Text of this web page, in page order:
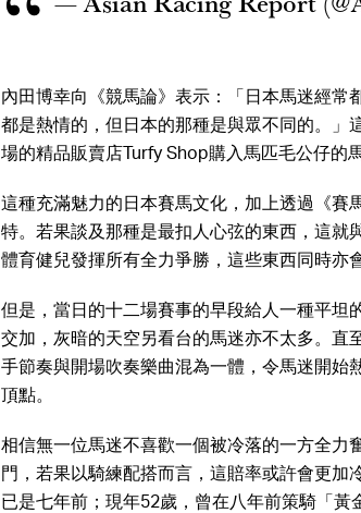
內田博幸向《競馬論》表示：「日本馬迷經常
都是熱情的，但日本的那種是與眾不同的。」
場的精品販賣店Turfy Shop購入馬匹毛公仔的馬
這種充滿魅力的日本賽馬文化，加上透過《賽
特。若果談及那種是最扣人心弦的東西，這就
體育健兒發揮所有全力爭勝，這些東西同時亦
但是，當日的十二場賽事的早段給人一種平坦
交加，灰暗的天空另看台的馬迷亦不太多。直
手節奏與開場吹奏樂曲混為一體，令馬迷開始
頂點。
相信無一位馬迷不喜歡一個被冷落的一方全
門，若果以騎練配搭而言，這賠率或許會更加
已是七年前；現年52歲，曾在八年前策騎「